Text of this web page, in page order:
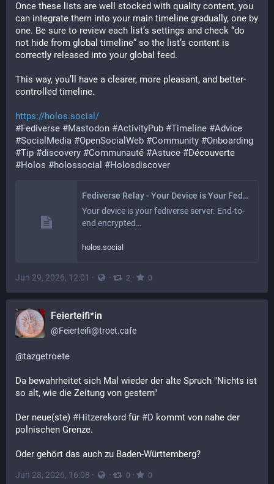
Once these lists are well stocked with quality content, you
can integrate them into your main timeline gradually, one by
one. Be sure to review each list’s settings and check “do
not hide from global timeline” so the list’s content is
correctly released into your global feed.
This way, you’ll have a clearer, more pleasant, and better-
controlled timeline.
https://holos.social/
#Fediverse #Mastodon #ActivityPub #Timeline #Advice
#SocialMedia #OpenSocialWeb #Community #Onboarding
#Tip #discovery #Communauté #Astuce #D
#Holos #holossocial #Holosdiscover
Fediverse Relay - Your Device is Your Fediverse Server
Your device is your fediverse server. End-to-
end encrypted…
holos.social
Jun 29, 2026, 12:01 · · 2 · 0
Feierteifi*in
@Feierteifi@troet.cafe
@tazgetroete
Da bewahrheitet sich Mal wieder der alte Spruch "Nichts ist
so alt, wie die Zeitung von gestern"
Der neue(ste) #Hitzerekord für #D kommt von nahe der
polnischen Grenze.
Oder gehört das auch zu Baden-Württemberg?
Jun 28, 2026, 16:08 · · 0 · 0